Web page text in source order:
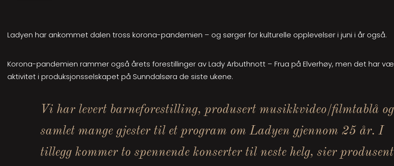
Ladyen har ankommet dalen tross korona-pandemien – og sørger for kulturelle opplevelser i juni i år også.
Korona-pandemien rammer også årets forestillinger av Lady Arbuthnott – Frua på Elverhøy, men det har
aktivitet i produksjonsselskapet på Sunndalsøra de siste ukene.
Vi har levert barneforestilling, produsert musikkvideo/filmtablå og
samlet mange gjester til et program om Ladyen gjennom 25 år. I
tillegg kommer to spennende konserter til neste helg, sier produsent